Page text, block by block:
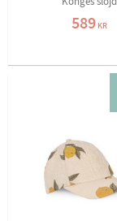
589KR